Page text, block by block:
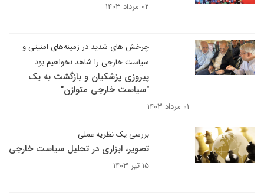
۰۲ مرداد ۱۴۰۳
چرخش های شدید در زمینه‌های امنیتی و
سیاست خارجی را شاهد نخواهیم بود
پیروزی پزشکیان و بازگشت به یک
"سیاست خارجی متوازن"
۰۱ مرداد ۱۴۰۳
بررسی یک نظریه عملی
تصویر، ابزاری در تحلیل سیاست خارجی
۱۵ تیر ۱۴۰۳